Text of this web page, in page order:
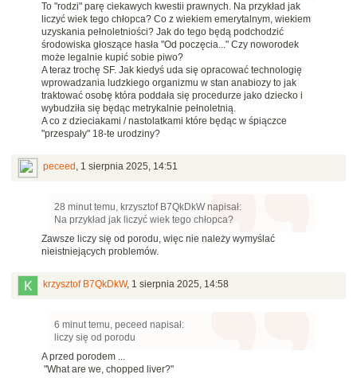
To "rodzi" parę ciekawych kwestii prawnych. Na przykład jak
liczyć wiek tego chłopca? Co z wiekiem emerytalnym, wiekiem
uzyskania pełnoletniości? Jak do tego będą podchodzić
środowiska głoszące hasła "Od poczęcia..." Czy noworodek
może legalnie kupić sobie piwo?
A teraz trochę SF. Jak kiedyś uda się opracować technologię
wprowadzania ludzkiego organizmu w stan anabiozy to jak
traktować osobę która poddała się procedurze jako dziecko i
wybudziła się będąc metrykalnie pełnoletnią.
A co z dzieciakami / nastolatkami które będąc w śpiączce
"przespały" 18-te urodziny?
peceed , 1 sierpnia 2025, 14:51
28 minut temu, krzysztof B7QkDkW napisał:
Na przykład jak liczyć wiek tego chłopca?
Zawsze liczy się od porodu, więc nie należy wymyślać
nieistniejących problemów.
krzysztof B7QkDkW, 1 sierpnia 2025, 14:58
6 minut temu, peceed napisał:
liczy się od porodu
A przed porodem ...
"What are we, chopped liver?"